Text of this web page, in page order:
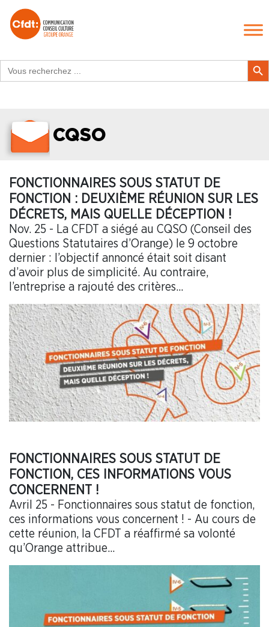
for:
Search
CQSO
FONCTIONNAIRES SOUS STATUT DE
FONCTION : DEUXIÈME RÉUNION SUR LES
DÉCRETS, MAIS QUELLE DÉCEPTION !
Nov. 25 - La CFDT a siégé au CQSO (Conseil des
Questions Statutaires d’Orange) le 9 octobre
dernier : l’objectif annoncé était soit disant
d’avoir plus de simplicité. Au contraire,
l’entreprise a rajouté des critères...
FONCTIONNAIRES SOUS STATUT DE
FONCTION, CES INFORMATIONS VOUS
CONCERNENT !
Avril 25 - Fonctionnaires sous statut de fonction,
ces informations vous concernent ! - Au cours de
cette réunion, la CFDT a réaffirmé sa volonté
qu’Orange attribue...